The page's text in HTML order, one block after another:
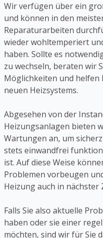
Wir verfügen über ein
und können in den
Reparaturarbeiten
wieder wohltemperiert
haben. Sollte es
zu wechseln, beraten wir
Möglichkeiten und helfen
neuen Heizsystems.
Abgesehen von der
Heizungsanlagen bieten
Wartungen an, um
stets einwandfrei
ist. Auf diese Weise
Problemen vorbeugen
Heizung auch in
Falls Sie also aktuelle
haben oder sie einer
möchten, sind wir für Sie